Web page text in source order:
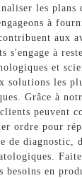
les plans
à
aux
s'engage à
et
solutions les
Grâce à
peuvent
ordre pour
de diagnostic,
besoins en